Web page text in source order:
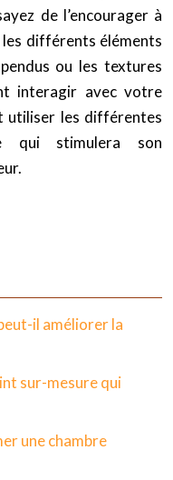
de l’encourager à
différents éléments
ou les textures
interagir avec votre
utiliser les différentes
qui stimulera son
il améliorer la
sur-mesure qui
une chambre